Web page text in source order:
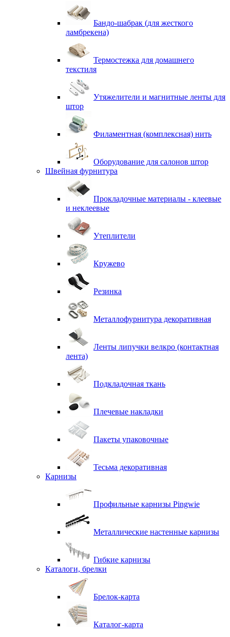
Бандо-шабрак (для жесткого
ламбрекена)
Термостежка для домашнего
текстиля
Утяжелители и магнитные ленты для
штор
Филаментная (комплексная) нить
Оборудование для салонов штор
Швейная фурнитура
Прокладочные материалы - клеевые
и неклеевые
Утеплители
Кружево
Резинка
Металлофурнитура декоративная
Ленты липучки велкро (контактная
лента)
Подкладочная ткань
Плечевые накладки
Пакеты упаковочные
Тесьма декоративная
Карнизы
Профильные карнизы Pingwie
Металлические настенные карнизы
Гибкие карнизы
Каталоги, брелки
Брелок-карта
Каталог-карта